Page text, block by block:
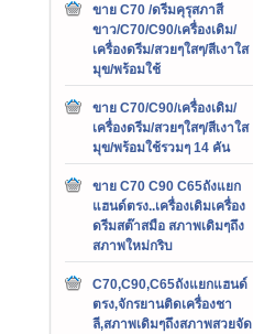
ขาย C70 /ดรีมคุรุสภาสี
ขาว/C70/C90/เครื่องเดิม/
เครื่องดรีม/สวยๆใสๆ/สีเงาใส
มุข/พร้อมใช้
ขาย C70/C90/เครื่องเดิม/
เครื่องดรีม/สวยๆใสๆ/สีเงาใส
มุข/พร้อมใช้รวมๆ 14 คัน
ขาย C70 C90 C65ถังแยก
แฮนด์ตรง..เครื่องเดิมเครื่อง
ดรีมสต๊าสมือ สภาพเดิมๆถึง
สภาพใหม่กริบ
C70,C90,C65ถังแยกแฮนด์
ตรง,จักรยานติดเครื่องชา
ลี,สภาพเดิมๆถึงสภาพสวยจัด